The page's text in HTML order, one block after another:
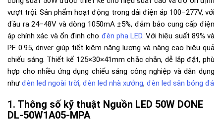
vượt trội. Sản phẩm hoạt động trong dải điện áp 100–277V, với
đầu ra 24–48V và dòng 1050mA ±5%, đảm bảo cung cấp điện
áp chính xác và ổn định cho đèn pha LED. Với hiệu suất 89% và
PF 0.95, driver giúp tiết kiệm năng lượng và nâng cao hiệu quả
chiếu sáng. Thiết kế 125×30×41mm chắc chắn, dễ lắp đặt, phù
hợp cho nhiều ứng dụng chiếu sáng công nghiệp và dân dụng
như đèn led ngoài trời, đèn led nhà xưởng, đèn led sân bóng đá
Thông số kỹ thuật Nguồn LED 50W DONE
DL-50W1A05-MPA